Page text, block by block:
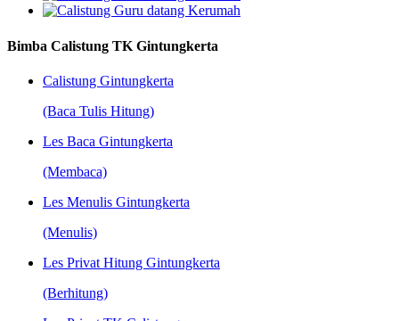
Bimba Calistung TK Gintungkerta
Calistung Gintungkerta
(Baca Tulis Hitung)
Les Baca Gintungkerta
(Membaca)
Les Menulis Gintungkerta
(Menulis)
Les Privat Hitung Gintungkerta
(Berhitung)